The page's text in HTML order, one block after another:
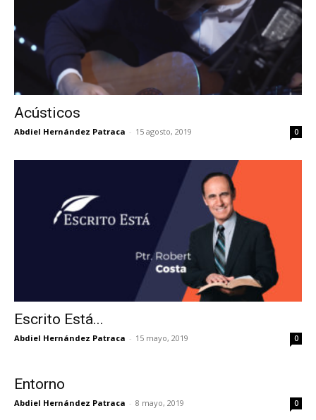
Acústicos
Abdiel Hernández Patraca - 15 agosto, 2019 0
Escrito Está...
Abdiel Hernández Patraca - 15 mayo, 2019 0
Entorno
Abdiel Hernández Patraca - 8 mayo, 2019 0